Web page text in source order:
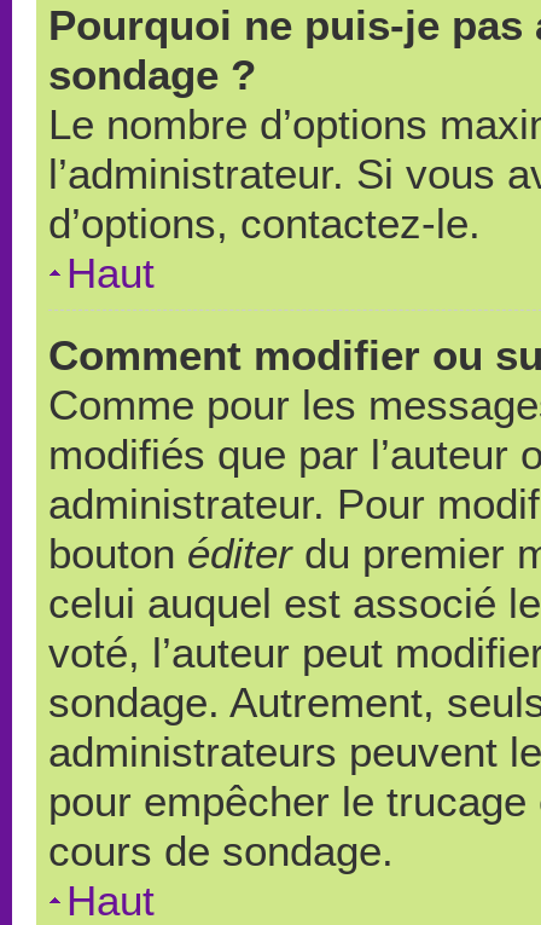
Pourquoi ne puis-je
sondage ?
Le nombre d’options
l’administrateur. Si vous
d’options, contactez-le.
Haut
Comment modifier ou
Comme pour les
modifiés que par l’auteur
administrateur. Pour
bouton éditerdu premier
celui auquel est associé
voté, l’auteur peut
sondage. Autrement,
administrateurs peuvent
pour empêcher le
cours de sondage.
Haut